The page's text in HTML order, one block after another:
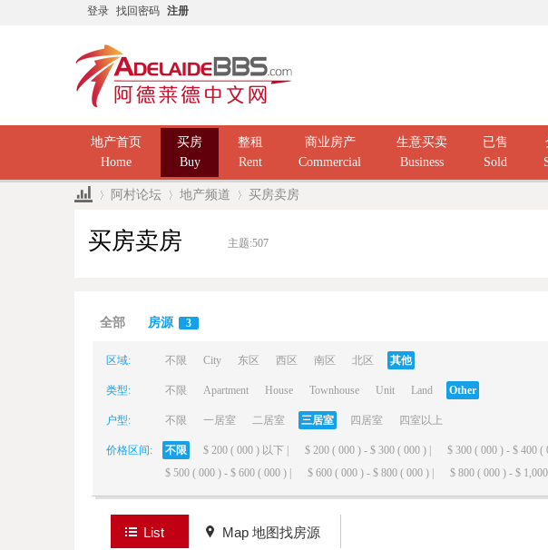
登录 找回密码 注册
地产首页
Home
买房
Buy
整租
Rent
商业房产
Commercial
生意买卖
Business
已售
Sold
阿村论坛 地产频道 买房卖房
买房卖房 主题:507
全部 房源 3
区域: 不限 City 东区 西区 南区 北区 其他
类型: 不限 Apartment House Townhouse Unit Land Other
户型: 不限 一居室 二居室 三居室 四居室 四室以上
价格区间: 不限 $ 200 ( 000 ) 以下 | $ 200 ( 000 ) - $ 300 ( 000 ) | $ 300 ( 000 ) - $ 400 (
$ 500 ( 000 ) - $ 600 ( 000 ) |
$ 600 ( 000 ) - $ 800 ( 000 ) | $ 800 ( 000 ) - $ 1,000
List Map 地图找房源